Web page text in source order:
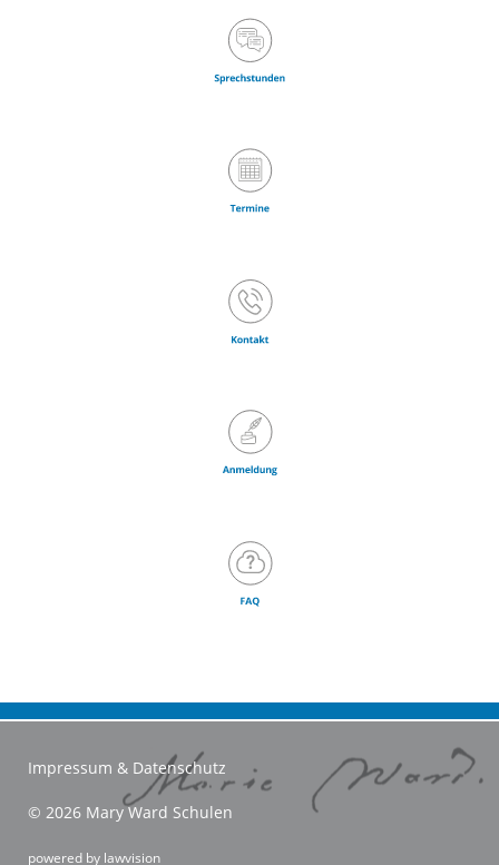
Impressum & Datenschutz
© 2026 Mary Ward Schulen
powered by lawvision